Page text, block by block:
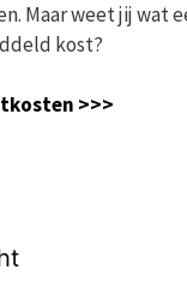
Maar weet jij wat
kost?
>>>